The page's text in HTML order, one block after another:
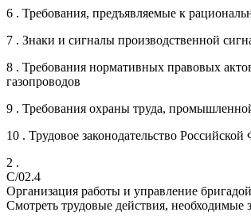
6 . Требования, предъявляемые к
7 . Знаки и сигналы производственной
8 . Требования нормативных правовых
газопроводов
9 . Требования охраны труда,
10 . Трудовое законодательство
2 .
C/02.4
Организация работы и управление
Смотреть трудовые действия,